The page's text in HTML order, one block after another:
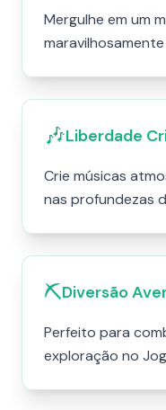
Mergulhe em um
🎶Liberdade
Crie músicas
nas profundezas
⛏️Diversão
Perfeito para
exploração no